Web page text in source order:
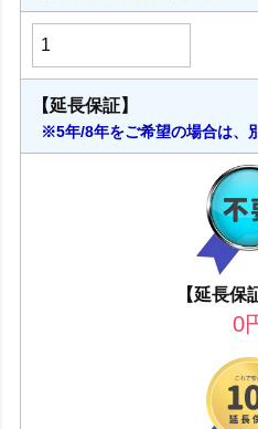
【延長保証】
※5年/8年をご希望の場合は、
【延長保
0